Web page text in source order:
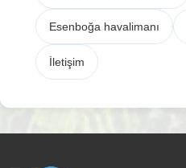
Esenboğa havalimanı
İletişim